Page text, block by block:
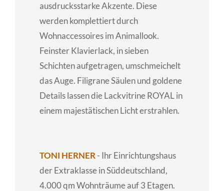
ausdrucksstarke Akzente. Diese
werden komplettiert durch
Wohnaccessoires im Animallook.
Feinster Klavierlack, in sieben
Schichten aufgetragen, umschmeichelt
das Auge. Filigrane Säulen und goldene
Details lassen die Lackvitrine ROYAL in
einem majestätischen Licht erstrahlen.
TONI HERNER - Ihr Einrichtungshaus
der Extraklasse in Süddeutschland,
4.000 qm Wohnträume auf 3 Etagen.